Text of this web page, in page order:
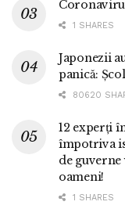
1 SHARES
Japonezii
panică:
80620
12 experți
împotriva
de
oameni!
1 SHARES